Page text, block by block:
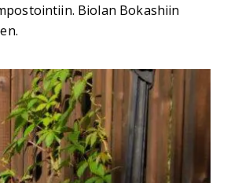
Biolan Bokashiin